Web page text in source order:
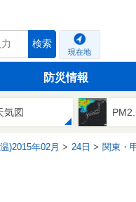
検索
現在地
防災情報
気図
)2015年02月 24日 関東・